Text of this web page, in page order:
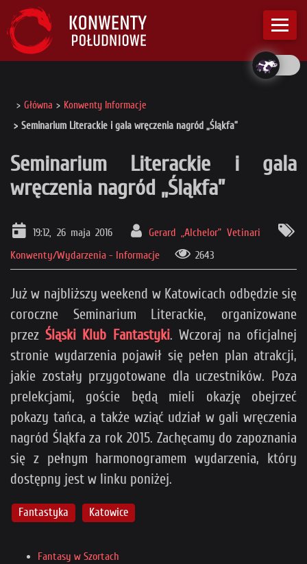
Główna
Konwenty Informacje
Seminarium Literackie i gala wręczenia nagród „Śląkfa”
Seminarium Literackie i gala
wręczenia nagród „Śląkfa”
19:12, 26 maja 2016
Gerard „Alchelor” Vetinari
Konwenty/Wydarzenia - Informacje
2643
Już w najbliższy weekend w Katowicach odbędzie się
coroczne Seminarium Literackie, organizowane
przezŚląski Klub Fantastyki. Wczoraj na oficjalnej
stronie wydarzenia pojawił się pełen plan atrakcji,
jakie zostały przygotowane dla uczestników. Poza
prelekcjami, goście będą mieli okazję obejrzeć
pokazy tańca, a także wziąć udział w gali wręczenia
nagród Śląkfa za rok 2015. Zachęcamy do zapoznania
się z pełnym harmonogramem wydarzenia, który
dostępny jest w linku poniżej.
Fantastyka Katowice
Fantasy w Szortach